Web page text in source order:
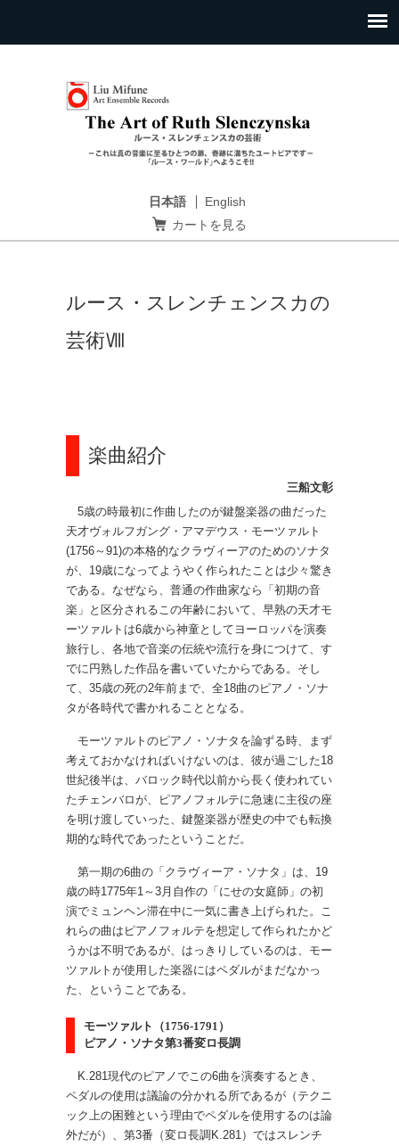
日本語
English
カートを見る
ルース・スレンチェンスカの
芸術Ⅷ
楽曲紹介
三船文彰
5歳の時最初に作曲したのが鍵盤楽器の曲だった
天才ヴォルフガング・アマデウス・モーツァルト
(1756～91)の本格的なクラヴィーアのためのソナタ
が、19歳になってようやく作られたことは少々驚き
である。なぜなら、普通の作曲家なら「初期の音
楽」と区分されるこの年齢において、早熟の天才モ
ーツァルトは6歳から神童としてヨーロッパを演奏
旅行し、各地で音楽の伝統や流行を身につけて、す
でに円熟した作品を書いていたからである。そし
て、35歳の死の2年前まで、全18曲のピアノ・ソナ
タが各時代で書かれることとなる。
モーツァルトのピアノ・ソナタを論ずる時、まず
考えておかなければいけないのは、彼が過ごした18
世紀後半は、バロック時代以前から長く使われてい
たチェンバロが、ピアノフォルテに急速に主役の座
を明け渡していった、鍵盤楽器が歴史の中でも転換
期的な時代であったということだ。
第一期の6曲の「クラヴィーア・ソナタ」は、19
歳の時1775年1～3月自作の「にせの女庭師」の初
演でミュンヘン滞在中に一気に書き上げられた。こ
れらの曲はピアノフォルテを想定して作られたかど
うかは不明であるが、はっきりしているのは、モー
ツァルトが使用した楽器にはペダルがまだなかっ
た、ということである。
モーツァルト（1756-1791）
ピアノ・ソナタ第3番変ロ長調
K.281現代のピアノでこの6曲を演奏するとき、
ペダルの使用は議論の分かれる所であるが（テクニ
ック上の困難という理由でペダルを使用するのは論
外だが）、第3番（変ロ長調K.281）ではスレンチ